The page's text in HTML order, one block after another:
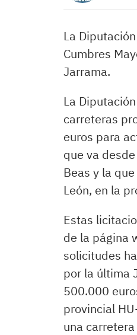
La
Cumbres
Jarrama.
La
carreteras
euros para
que va
Beas y la
León, en la
Estas
de la página
solicitudes
por la última
500.000
provincial
una